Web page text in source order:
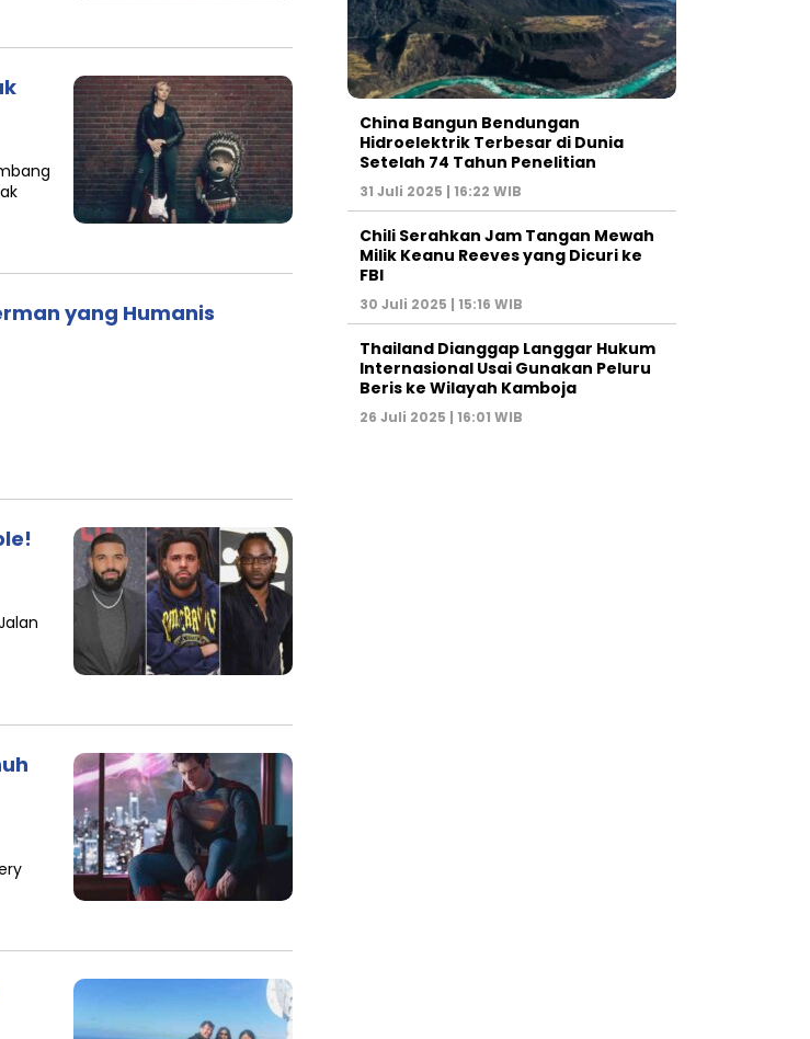
yang Humanis
China Bangun Bendungan
Hidroelektrik Terbesar di Dunia
Setelah 74 Tahun Penelitian
31 Juli 2025 | 16:22 WIB
Chili Serahkan Jam Tangan Mewah
Milik Keanu Reeves yang Dicuri ke
FBI
30 Juli 2025 | 15:16 WIB
Thailand Dianggap Langgar Hukum
Internasional Usai Gunakan Peluru
Beris ke Wilayah Kamboja
26 Juli 2025 | 16:01 WIB